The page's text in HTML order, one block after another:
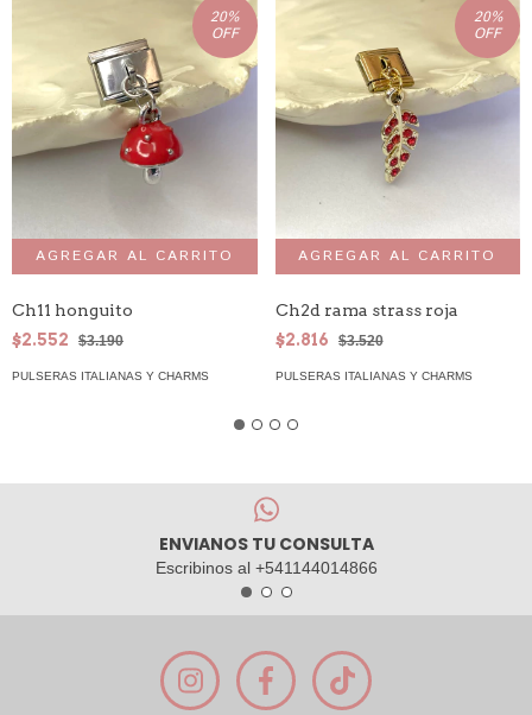
20%
OFF
Ch11 honguito
$2.552
$3.190
PULSERAS ITALIANAS Y CHARMS
20%
OFF
Ch2d rama strass roja
$2.816
$3.520
PULSERAS ITALIANAS Y CHARMS
ENVIANOS TU CONSULTA
Escribinos al +541144014866